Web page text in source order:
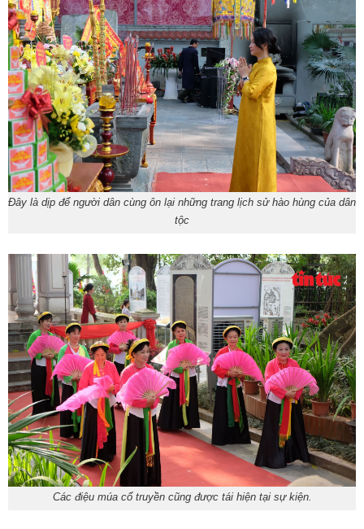
Đây là dịp để người dân cùng ôn lại những trang lịch sử hào hùng của dân
tộc
Các điệu múa cổ truyền cũng được tái hiện tại sự kiện.